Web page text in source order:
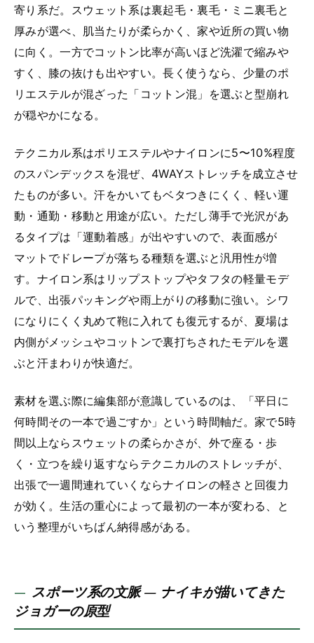
寄り系だ。スウェット系は裏起毛・裏毛・ミニ裏毛と
厚みが選べ、肌当たりが柔らかく、家や近所の買い物
に向く。一方でコットン比率が高いほど洗濯で縮みや
すく、膝の抜けも出やすい。長く使うなら、少量のポ
リエステルが混ざった「コットン混」を選ぶと型崩れ
が穏やかになる。
テクニカル系はポリエステルやナイロンに5〜10%程度
のスパンデックスを混ぜ、4WAYストレッチを成立させ
たものが多い。汗をかいてもベタつきにくく、軽い運
動・通勤・移動と用途が広い。ただし薄手で光沢があ
るタイプは「運動着感」が出やすいので、表面感が
マットでドレープが落ちる種類を選ぶと汎用性が増
す。ナイロン系はリップストップやタフタの軽量モデ
ルで、出張パッキングや雨上がりの移動に強い。シワ
になりにくく丸めて鞄に入れても復元するが、夏場は
内側がメッシュやコットンで裏打ちされたモデルを選
ぶと汗まわりが快適だ。
素材を選ぶ際に編集部が意識しているのは、「平日に
何時間その一本で過ごすか」という時間軸だ。家で5時
間以上ならスウェットの柔らかさが、外で座る・歩
く・立つを繰り返すならテクニカルのストレッチが、
出張で一週間連れていくならナイロンの軽さと回復力
が効く。生活の重心によって最初の一本が変わる、と
いう整理がいちばん納得感がある。
スポーツ系の文脈 — ナイキが描いてきた
ジョガーの原型